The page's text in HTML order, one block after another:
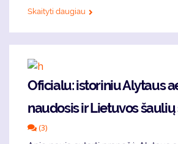
Skaityti daugiau
Oficialu: istoriniu Alytaus
naudosis ir Lietuvos
(3)